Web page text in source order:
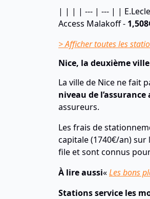
| | | | --- | --- | |
Access Malakoff -
> Afficher toutes les
Nice, la deuxième
La ville de Nice ne fait
niveau de l’assurance
assureurs.
Les frais de
capitale (1740€/an)
file et sont connus
À lire aussi«Les bons
Stations service les